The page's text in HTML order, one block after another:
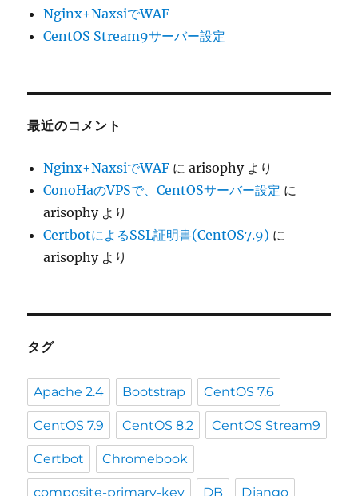
Nginx+NaxsiでWAF
CentOS Stream9サーバー設定
最近のコメント
Nginx+NaxsiでWAF にarisophyより
ConoHaのVPSで、CentOSサーバー設定 に
arisophyより
CertbotによるSSL証明書(CentOS7.9) に
arisophyより
タグ
Apache 2.4 Bootstrap CentOS 7.6
CentOS 7.9 CentOS 8.2 CentOS Stream9
Certbot Chromebook
composite-primary-key DB Django